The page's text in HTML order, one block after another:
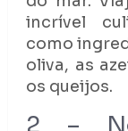
incrível
como
oliva, as
os queijos.